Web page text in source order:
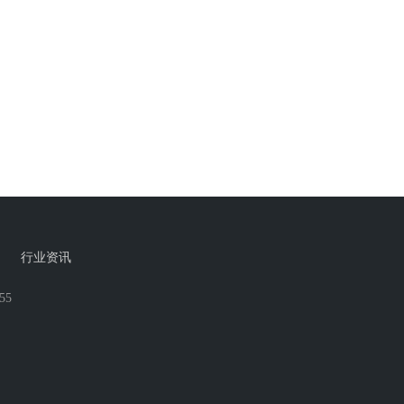
行业资讯